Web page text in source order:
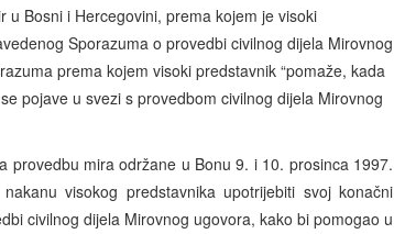
Bosni i Hercegovini, prema kojem je visoki
Sporazuma o provedbi civilnog dijela Mirovnog
prema kojem visoki predstavnik “pomaže, kada
pojave u svezi s provedbom civilnog dijela Mirovnog
provedbu mira održane u Bonu 9. i 10. prosinca 1997.
visokog predstavnika upotrijebiti svoj konačni
civilnog dijela Mirovnog ugovora, kako bi pomogao u